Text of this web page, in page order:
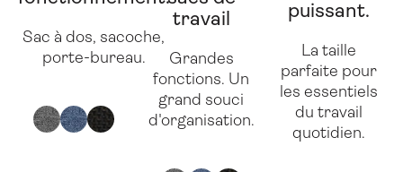
Sac à dos, sacoche,
porte-bureau.
travail
Grandes
fonctions. Un
grand souci
d'organisation.
puissant.
La taille
parfaite pour
les essentiels
du travail
quotidien.